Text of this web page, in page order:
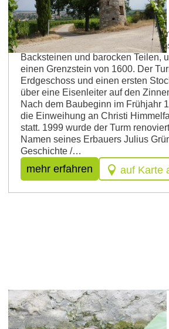
Juliusturm
Juliusturm Erbaut im Stil eines
Wehrturms. Verwendung von
Backsteinen und barocken Teilen,
einen Grenzstein von 1600. Der
Erdgeschoss und einen ersten
über eine Eisenleiter auf den
Nach dem Baubeginn im Frühjahr
die Einweihung an Christi
statt. 1999 wurde der Turm
Namen seines Erbauers Julius
Geschichte /…
mehr erfahren auf Karte